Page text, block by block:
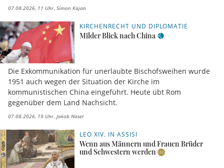
07.08.2026, 11 Uhr Simon Kajan
KIRCHENRECHT UND DIPLOMATIE
Milder Blick nach China
Die Exkommunikation für unerlaubte Bischofsweihen wurde
1951 auch wegen der Situation der Kirche im
kommunistischen China eingeführt. Heute übt Rom
gegenüber dem Land Nachsicht.
07.08.2026, 19 Uhr Jakob Naser
LEO XIV. IN ASSISI
Wenn aus Männern und Frauen Brüder
und Schwestern werden